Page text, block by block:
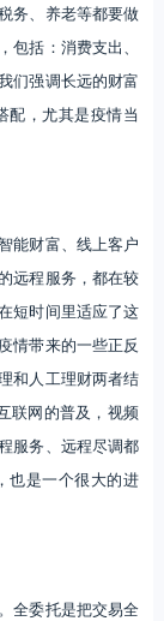
务、养老等都要做
括：消费支出、
们强调长远的财富
配，尤其是疫情当
能财富、线上客户
远程服务，都在较
短时间里适应了这
情带来的一些正反
和人工理财两者结
联网的普及，视频
服务、远程尽调都
也是一个很大的进
全委托是把交易全